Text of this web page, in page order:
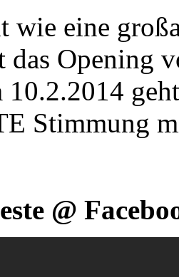
wie eine
Opening
Stimmung
@